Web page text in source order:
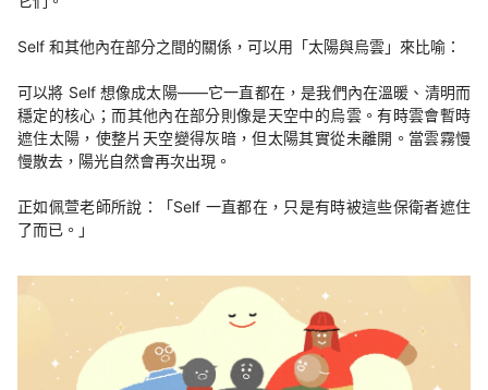
Self 和其他內在部分之間的關係，可以用「太陽與烏雲」來比喻：
可以將 Self 想像成太陽——它一直都在，是我們內在溫暖、清明而
穩定的核心；而其他內在部分則像是天空中的烏雲。有時雲會暫時
遮住太陽，使整片天空變得灰暗，但太陽其實從未離開。當雲霧慢
慢散去，陽光自然會再次出現。
正如佩萱老師所說：「Self 一直都在，只是有時被這些保衛者遮住
了而已。」